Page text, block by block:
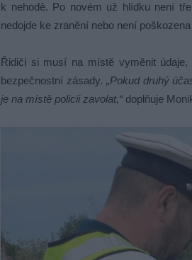
k nehodě. Po novém už hlídku není
nedojde ke zranění nebo není
Řidiči si musí na místě vyměnit
bezpečnostní zásady. „Pokud druhý
je na místě policii zavolat,“ doplňuje